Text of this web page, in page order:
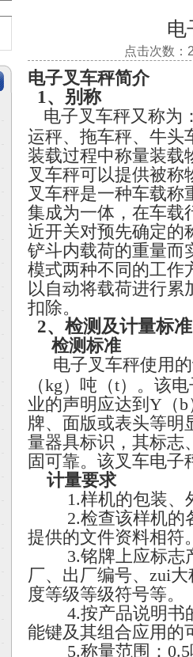
电
点击次数：
电子叉车秤简介
1、别称
电子叉车秤又称为
运秤、拖车秤、牛头
装载过程中称量装载
叉车秤可以提供被称
叉车秤是一种车载称
集成为一体，在车载
近开关对预先确定的
铲斗内载荷的重量而
模式两种不同的工作
以自动将载荷进行累
扣除。
2、检测及计量标
检测标准
电子叉车秤使用
（kg）吨（t）。该
业的声明应达到Y（
牌、面版或表头等明
量器具标识，其标志
固可靠。该叉车电
计量要求
1.样机的包装、
2.检查该样机的各
提供的文件资料相符
3.铭牌上应标志产
厂、出厂编号、zui
度等级等级符号等。
4.按产品说明书的
能键及其组合应用的
5.称量范围：0.5